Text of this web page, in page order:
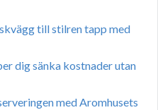
till stilren tapp med
dig sänka kostnader utan
med Aromhusets